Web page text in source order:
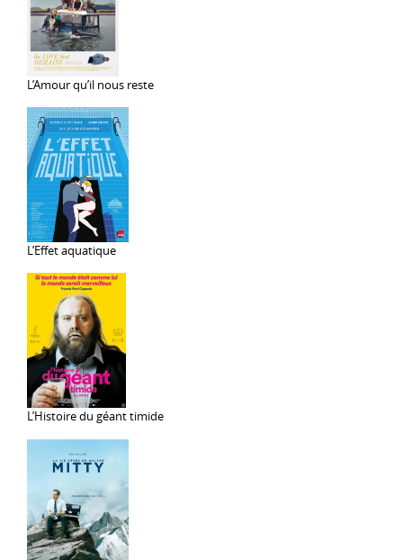
L’Amour qu’il nous reste
L’Effet aquatique
L’Histoire du géant timide